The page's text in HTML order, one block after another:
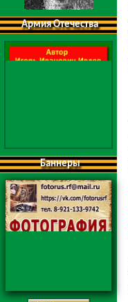
Армия Отечества
Баннеры